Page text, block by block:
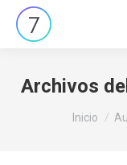
Archivos
Estás
Inicio